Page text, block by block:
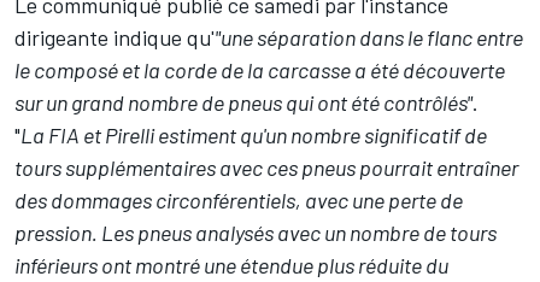
dirigeante indique qu'"une séparation dans le flanc entre
le composé et la corde de la carcasse a été découverte
sur un grand nombre de pneus qui ont été contrôlés".
"La FIA et Pirelli estiment qu'un nombre significatif de
tours supplémentaires avec ces pneus pourrait entraîner
des dommages circonférentiels, avec une perte de
pression. Les pneus analysés avec un nombre de tours
inférieurs ont montré une étendue plus réduite du